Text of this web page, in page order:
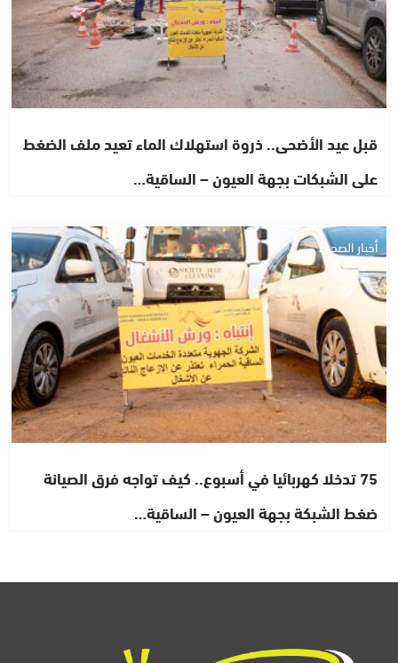
قبل عيد الأضحى.. ذروة استهلاك الماء تعيد ملف الضغط
على الشبكات بجهة العيون – الساقية…
أخبار الصحراء
75 تدخلا كهربائيا في أسبوع.. كيف تواجه فرق الصيانة
ضغط الشبكة بجهة العيون – الساقية…